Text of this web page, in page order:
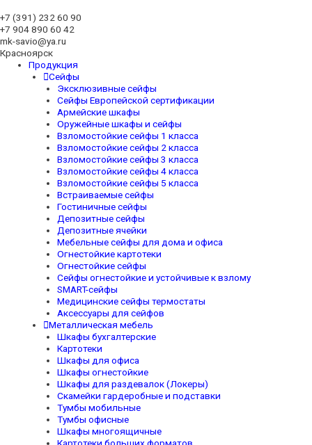
+7 (391) 232 60 90
+7 904 890 60 42
mk-savio@ya.ru
Красноярск
Продукция
Сейфы
Эксклюзивные сейфы
Сейфы Европейской сертификации
Армейские шкафы
Оружейные шкафы и сейфы
Взломостойкие сейфы 1 класса
Взломостойкие сейфы 2 класса
Взломостойкие сейфы 3 класса
Взломостойкие сейфы 4 класса
Взломостойкие сейфы 5 класса
Встраиваемые сейфы
Гостиничные сейфы
Депозитные сейфы
Депозитные ячейки
Мебельные сейфы для дома и офиса
Огнестойкие картотеки
Огнестойкие сейфы
Сейфы огнестойкие и устойчивые к взлому
SMART-сейфы
Медицинские сейфы термостаты
Аксессуары для сейфов
Металлическая мебель
Шкафы бухгалтерские
Картотеки
Шкафы для офиса
Шкафы огнестойкие
Шкафы для раздевалок (Локеры)
Скамейки гардеробные и подставки
Тумбы мобильные
Тумбы офисные
Шкафы многоящичные